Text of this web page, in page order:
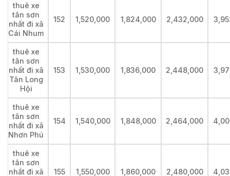
thuê xe
tân sơn
nhất đi xã
Cái Nhum
152 1,520,000 1,824,000 2,432,000
thuê xe
tân sơn
nhất đi xã
Tân Long
Hội
153 1,530,000 1,836,000 2,448,000
thuê xe
tân sơn
nhất đi xã
Nhơn Phú
154 1,540,000 1,848,000 2,464,000
thuê xe
tân sơn
nhất đi xã
155 1,550,000 1,860,000 2,480,000